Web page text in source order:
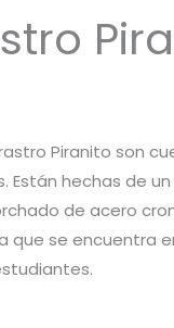
Piranito son
Están hechas de
de acero
que se encuentra